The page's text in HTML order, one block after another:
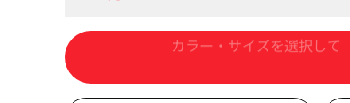
カートに入れる